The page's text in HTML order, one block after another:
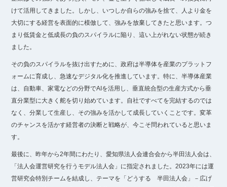
けて活用してきました。しかし、いつしか自らの強みを捨て、人より金を
大切にする経営を表面的に模倣して、強みを放棄してきたと思います。つ
まり低賃金と低成長の負のスパイラルに陥り、這い上がれない状態が続き
ました。
その負のスパイラルを抜け出すために、政府は半導体を産業のプラットフ
ォームに育成し、急速なデジタル化を推進しています。特に、半導体産業
は、自動車、家電などの分野でAIを活用し、垂直統合型の生産方式から垂
直分業型に大きく舵を切り始めています。自社ですべてを完結するのでは
なく、分業して生産し、その強みを活かして成長していくことです。変革
のチャンスを活かす経営者の決断と戦略が、今こそ問われていると思いま
す。
最後に、昨年から2年間にわたり、愛知県法人会連合会から半田法人会は、
「法人会運営研究を行うモデル法人会」に指定されました。2023年には運
営研究会特別チームを結成し、テーマを「どうする 半田法人会」－広げ